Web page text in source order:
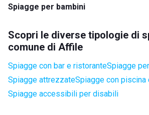
Spiagge per bambini
Scopri le diverse tipologie di
comune di Affile
Spiagge con bar e ristoranteSpiagge
Spiagge attrezzateSpiagge con piscina
Spiagge accessibili per disabili